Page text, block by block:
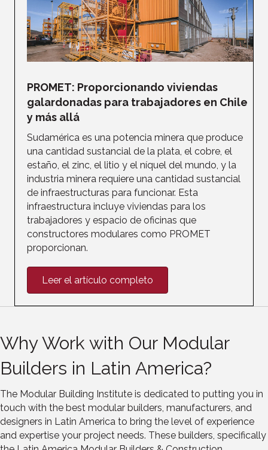
PROMET: Proporcionando viviendas
galardonadas para trabajadores en Chile
y más allá
Sudamérica es una potencia minera que produce
una cantidad sustancial de la plata, el cobre, el
estaño, el zinc, el litio y el níquel del mundo, y la
industria minera requiere una cantidad sustancial
de infraestructuras para funcionar. Esta
infraestructura incluye viviendas para los
trabajadores y espacio de oficinas que
constructores modulares como PROMET
proporcionan.
Leer el artículo completo
Why Work with Our Modular
Builders in Latin America?
The Modular Building Institute is dedicated to putting you in
touch with the best modular builders, manufacturers, and
designers in Latin America to bring the level of experience
and expertise your project needs. These builders, specifically